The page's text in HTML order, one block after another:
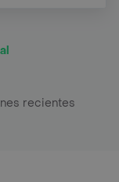
recientes